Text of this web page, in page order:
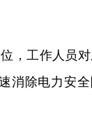
，工作人员
消除电力安